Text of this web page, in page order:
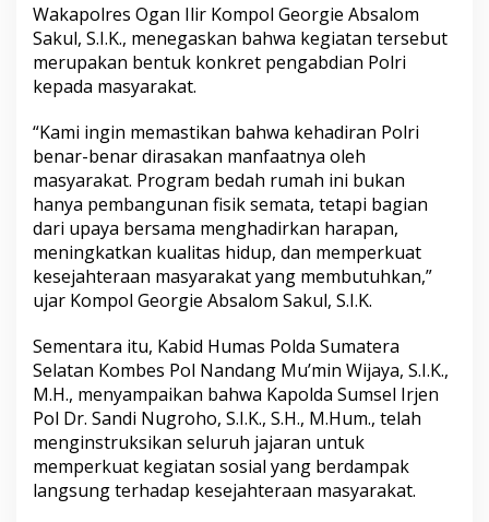
Wakapolres Ogan Ilir Kompol Georgie Absalom
Sakul, S.I.K., menegaskan bahwa kegiatan tersebut
merupakan bentuk konkret pengabdian Polri
kepada masyarakat.
“Kami ingin memastikan bahwa kehadiran Polri
benar-benar dirasakan manfaatnya oleh
masyarakat. Program bedah rumah ini bukan
hanya pembangunan fisik semata, tetapi bagian
dari upaya bersama menghadirkan harapan,
meningkatkan kualitas hidup, dan memperkuat
kesejahteraan masyarakat yang membutuhkan,”
ujar Kompol Georgie Absalom Sakul, S.I.K.
Sementara itu, Kabid Humas Polda Sumatera
Selatan Kombes Pol Nandang Mu’min Wijaya, S.I.K.,
M.H., menyampaikan bahwa Kapolda Sumsel Irjen
Pol Dr. Sandi Nugroho, S.I.K., S.H., M.Hum., telah
menginstruksikan seluruh jajaran untuk
memperkuat kegiatan sosial yang berdampak
langsung terhadap kesejahteraan masyarakat.